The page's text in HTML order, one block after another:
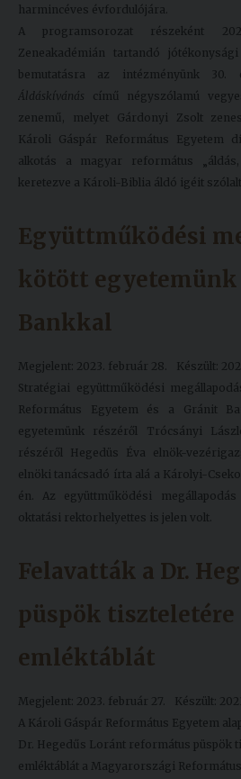
harmincéves évfordulójára.
A programsorozat részeként
Zeneakadémián tartandó
bemutatásra az intézményünk 30.
Áldáskívánás című négyszólamú
zenemű, melyet Gárdonyi Zsolt
Károli Gáspár Református Egyetem
alkotás a magyar református „áldás,
keretezve a Károli-Biblia áldó igéit
Együttműködési
kötött egyetemünk
Bankkal
Megjelent: 2023. február 28.
Készült:
Stratégiai együttműködési
Református Egyetem és a Gránit
egyetemünk részéről Trócsányi
részéről Hegedüs Éva elnök-
elnöki tanácsadó írta alá a Károlyi-
én. Az együttműködési
oktatási rektorhelyettes is jelen volt.
Felavatták a Dr.
püspök
emléktáblát
Megjelent: 2023. február 27.
Készült:
A Károli Gáspár Református Egyetem
Dr. Hegedűs Loránt református püspök
emléktáblát a Magyarországi